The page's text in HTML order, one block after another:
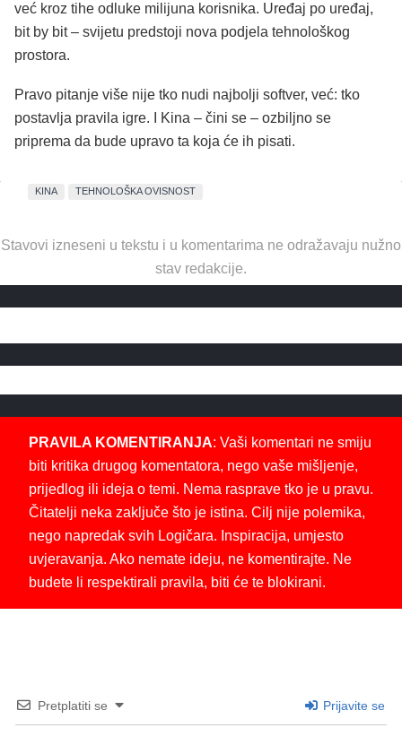
već kroz tihe odluke milijuna korisnika. Uređaj po uređaj,
bit by bit – svijetu predstoji nova podjela tehnološkog
prostora.
Pravo pitanje više nije tko nudi najbolji softver, već: tko
postavlja pravila igre. I Kina – čini se – ozbiljno se
priprema da bude upravo ta koja će ih pisati.
KINA TEHNOLOŠKA OVISNOST
Stavovi izneseni u tekstu i u komentarima ne odražavaju nužno
stav redakcije.
PRAVILA KOMENTIRANJA: Vaši komentari ne smiju
biti kritika drugog komentatora, nego vaše mišljenje,
prijedlog ili ideja o temi. Nema rasprave tko je u pravu.
Čitatelji neka zaključe što je istina. Cilj nije polemika,
nego napredak svih Logičara. Inspiracija, umjesto
uvjeravanja. Ako nemate ideju, ne komentirajte. Ne
budete li respektirali pravila, biti će te blokirani.
Pretplatiti se Prijavite se